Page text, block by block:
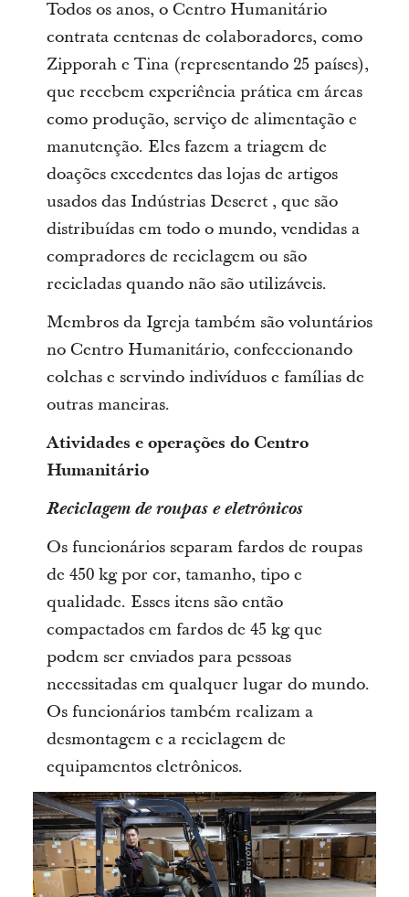
Todos os anos, o Centro Humanitário
contrata centenas de colaboradores, como
Zipporah e Tina (representando 25 países),
que recebem experiência prática em áreas
como produção, serviço de alimentação e
manutenção. Eles fazem a triagem de
doações excedentes das lojas de artigos
usados das Indústrias Deseret , que são
distribuídas em todo o mundo, vendidas a
compradores de reciclagem ou são
recicladas quando não são utilizáveis.
Membros da Igreja também são voluntários
no Centro Humanitário, confeccionando
colchas e servindo indivíduos e famílias de
outras maneiras.
Atividades e operações do Centro
Humanitário
Reciclagem de roupas e eletrônicos
Os funcionários separam fardos de roupas
de 450 kg por cor, tamanho, tipo e
qualidade. Esses itens são então
compactados em fardos de 45 kg que
podem ser enviados para pessoas
necessitadas em qualquer lugar do mundo.
Os funcionários também realizam a
desmontagem e a reciclagem de
equipamentos eletrônicos.